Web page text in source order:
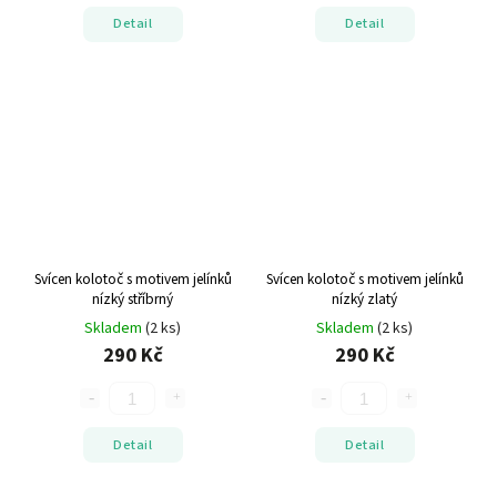
Detail Detail
Svícen kolotoč s motivem jelínků
nízký stříbrný
Skladem (2 ks)
290 Kč
Detail
Svícen kolotoč s motivem jelínků
nízký zlatý
Skladem (2 ks)
290 Kč
Detail